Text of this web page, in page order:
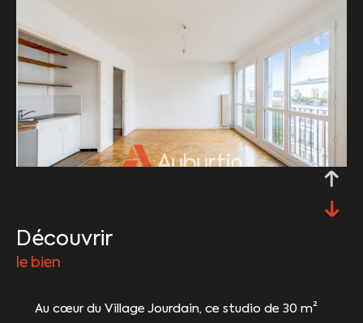
découvrir
le bien
Au cœur du Village Jourdain, ce studio de 30 m²